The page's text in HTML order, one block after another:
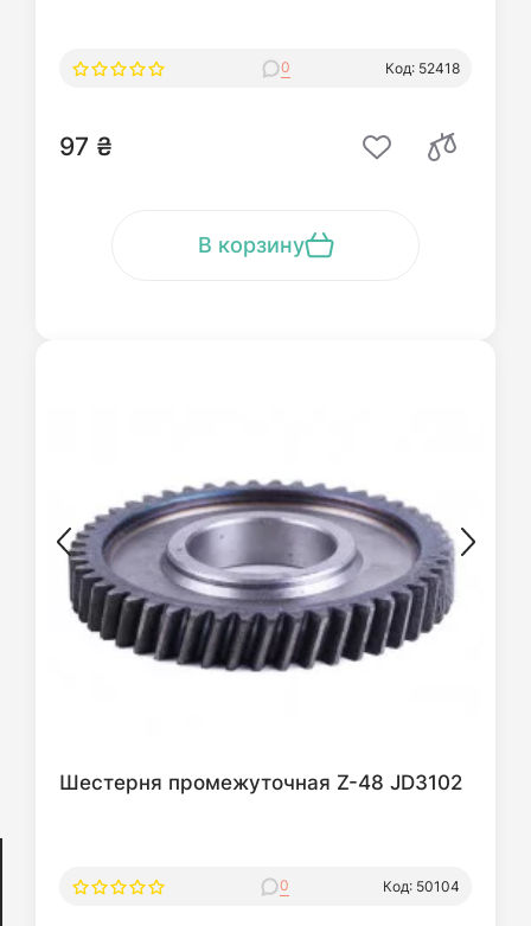
0 Код: 52418
97 ₴
В корзину
Шестерня промежуточная Z-48 JD3102
0 Код: 50104